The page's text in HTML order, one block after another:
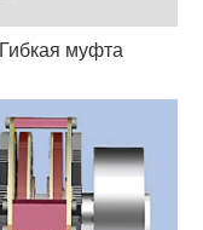
Гибкая муфта